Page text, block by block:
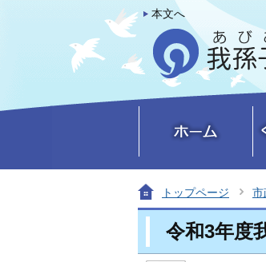
本文へ
トップページ 市
令和3年度